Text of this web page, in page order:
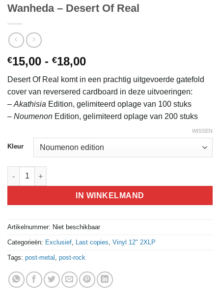
Wanheda – Desert Of Real
€15,00 - €18,00Prijsklasse:
€15,00
tot
€18,00
Desert Of Real komt in een prachtig uitgevoerde gatefold
cover van reversered cardboard in deze uitvoeringen:
–Akathisia Edition, gelimiteerd oplage van 100 stuks
– Noumenon Edition, gelimiteerd oplage van 200 stuks
Kleur
WISSEN
Wanheda - Desert Of Real aantal
IN WINKELMAND
Artikelnummer: Niet beschikbaar
Categorieën: Exclusief, Last copies, Vinyl 12" 2XLP
Tags: post-metal , post-rock